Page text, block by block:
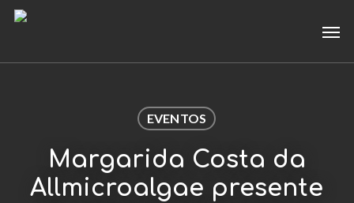
Skip
EVENTOS
Margarida Costa da
Allmicroalgae presente